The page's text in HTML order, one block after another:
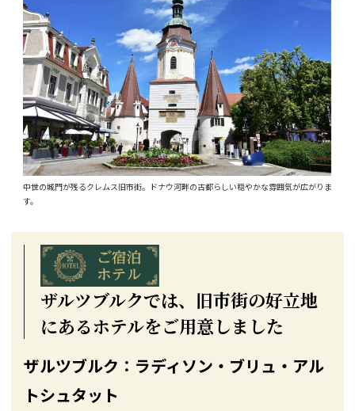
中世の城門が残るクレムス旧市街。ドナウ河畔の古都らしい穏やかな雰囲気が広がりま
す。
ザルツブルクでは、旧市街の好立地
にあるホテルをご用意しました
ザルツブルク：ラディソン・ブリュ・アル
トシュタット